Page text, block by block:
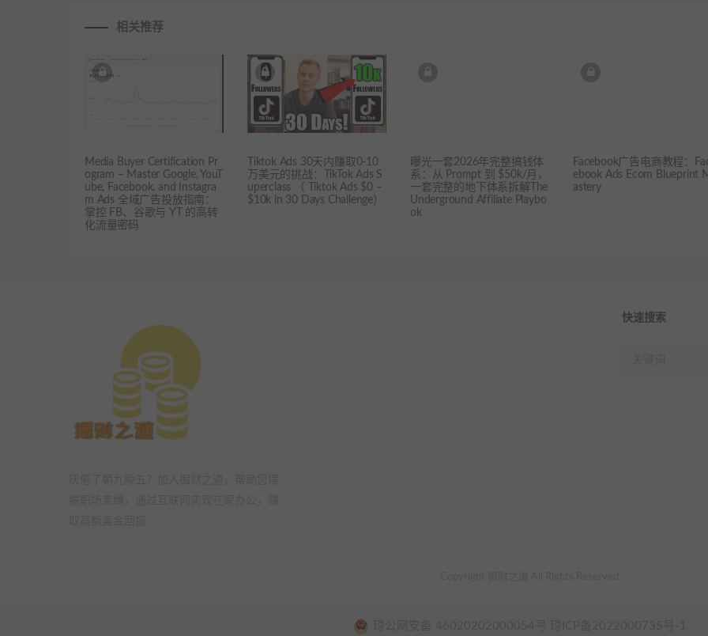
相关推荐
Media Buyer Certification Pr
ogram – Master Google, YouT
ube, Facebook, and Instagra
m Ads 全域广告投放指南：
掌控 FB、谷歌与 YT 的高转
化流量密码
Tiktok Ads 30天内赚取0-10
万美元的挑战：TikTok Ads S
uperclass （ Tiktok Ads $0 –
$10k in 30 Days Challenge）
曝光一套2026年完整搞钱体
系：从 Prompt 到 $50k/月，
一套完整的地下体系拆解The
Underground Affiliate Playbo
ok
Facebook广告电商教程：
ebook Ads Ecom Blueprint
astery
快速搜索